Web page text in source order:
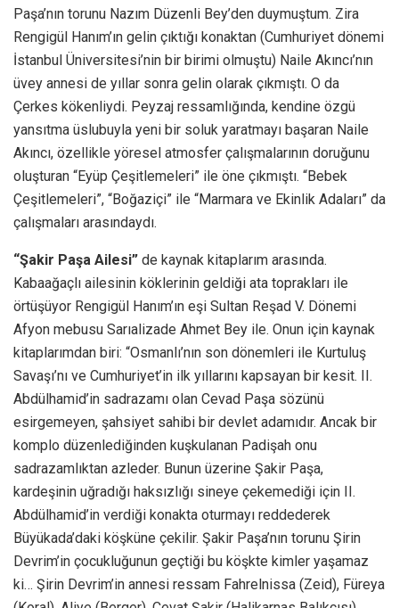
Paşa’nın torunu Nazım Düzenli Bey’den duymuştum. Zira
Rengigül Hanım’ın gelin çıktığı konaktan (Cumhuriyet dönemi
İstanbul Üniversitesi’nin bir birimi olmuştu) Naile Akıncı’nın
üvey annesi de yıllar sonra gelin olarak çıkmıştı. O da
Çerkes kökenliydi. Peyzaj ressamlığında, kendine özgü
yansıtma üslubuyla yeni bir soluk yaratmayı başaran Naile
Akıncı, özellikle yöresel atmosfer çalışmalarının doruğunu
oluşturan “Eyüp Çeşitlemeleri” ile öne çıkmıştı. “Bebek
Çeşitlemeleri”, “Boğaziçi” ile “Marmara ve Ekinlik Adaları” da
çalışmaları arasındaydı.
“Şakir Paşa Ailesi” de kaynak kitaplarım arasında.
Kabaağaçlı ailesinin köklerinin geldiği ata toprakları ile
örtüşüyor Rengigül Hanım’ın eşi Sultan Reşad V. Dönemi
Afyon mebusu Sarıalizade Ahmet Bey ile. Onun için kaynak
kitaplarımdan biri: “Osmanlı’nın son dönemleri ile Kurtuluş
Savaşı’nı ve Cumhuriyet’in ilk yıllarını kapsayan bir kesit. II.
Abdülhamid’in sadrazamı olan Cevad Paşa sözünü
esirgemeyen, şahsiyet sahibi bir devlet adamıdır. Ancak bir
komplo düzenlediğinden kuşkulanan Padişah onu
sadrazamlıktan azleder. Bunun üzerine Şakir Paşa,
kardeşinin uğradığı haksızlığı sineye çekemediği için II.
Abdülhamid’in verdiği konakta oturmayı reddederek
Büyükada’daki köşküne çekilir. Şakir Paşa’nın torunu Şirin
Devrim’in çocukluğunun geçtiği bu köşkte kimler yaşamaz
ki… Şirin Devrim’in annesi ressam Fahrelnissa (Zeid), Füreya